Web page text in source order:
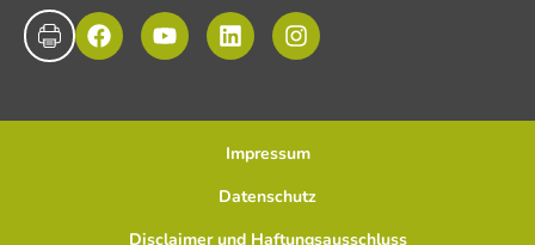
Impressum
Datenschutz
Disclaimer und Haftungsausschluss